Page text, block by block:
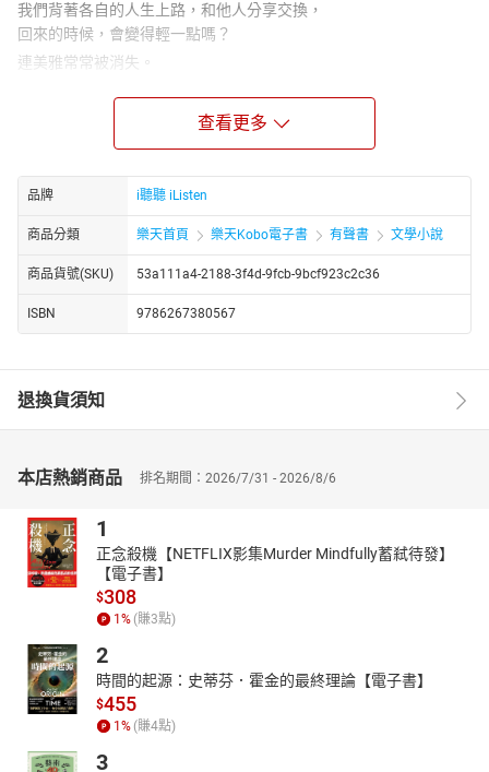
我們背著各自的人生上路，和他人分享交換，
回來的時候，會變得輕一點嗎？
連美雅常常被消失。
的大人，從用功讀書考取第一志願，到成為老師的秘密情人，當她
謝安得原本是不存在的孩子。
說，這是他的「福報」。他對地圖的街景服務著迷，開始幻想，在
生命裡消失的親生母親，會不會出現在時間軸上某個地方？
連愛鳳不知去向。
十七歲如一隻蝴蝶從花蓮小鎮飛出去，飛上枝頭住進台中豪墅，有
茉莉依然在路上。
了見到她，對她說出「我是誰」。
發，也有的人不知道前方有什麼，卻越走越寬廣。生命際遇各自不
同的四個靈魂，在人生這張地圖上交錯前行，彼此纏繞又轉瞬消
逝。面對旅途中的每個岔路，他們會做出什麼選擇？當漫遊變成探
索，漂浪轉為追尋，旅程的盡頭，會有他們想要找的那個人，或者
旅人歸來回首一望，種種混亂都已經過去了，一切才剛開始而已。
★作者簡介｜劉梓潔
1980年生，彰化人。台灣師大社教系新聞組畢業，清華大學台灣文
學研究所肄業。曾任《誠品好讀》編輯、琉璃工房文案、中國時報
開卷週報記者。
查看更多
品牌 i聽聽 iListen
商品分類 樂天首頁 樂天Kobo電子書 有聲書 文學小說
商品貨號(SKU) 53a111a4-2188-3f4d-9fcb-9bcf923c2c36
ISBN 9786267380567
退換貨須知
本店熱銷商品 排名期間：2026/7/31 - 2026/8/6
1
正念殺機【NETFLIX影集Murder Mindfully蓄弒待發】
【電子書】
$308
1 % (賺3點)
2
時間的起源：史蒂芬．霍金的最終理論【電子書】
$455
1 % (賺4點)
3